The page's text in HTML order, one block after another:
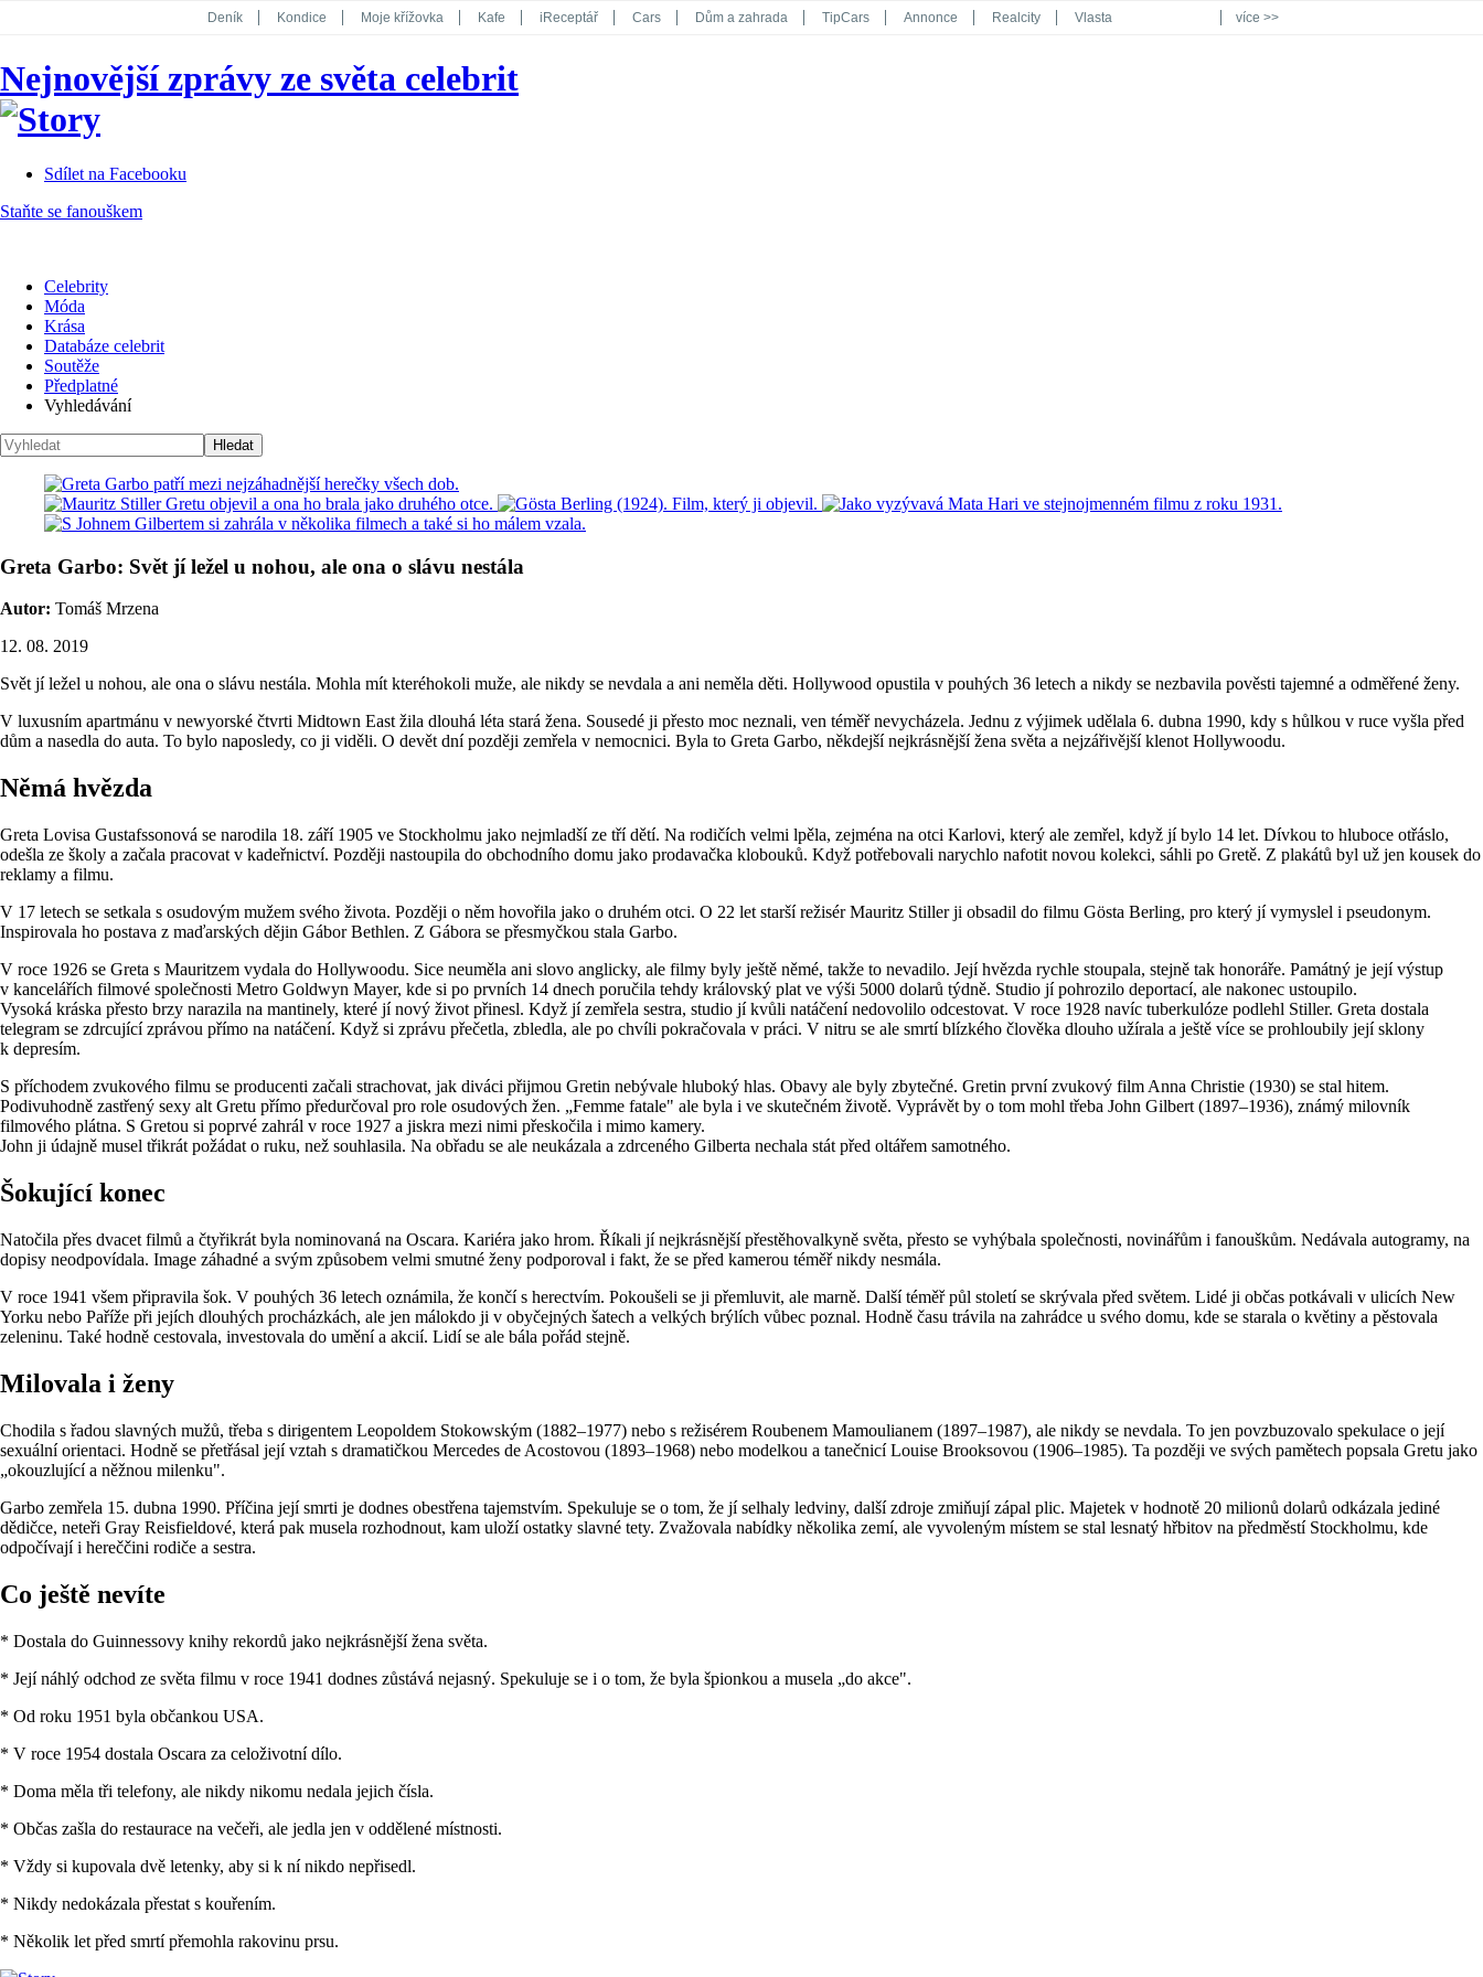
Deník Kondice Moje křížovka Kafe iReceptář Cars Dům a zahrada TipCars Annonce Realcity Vlasta
Koktejl
více >>
Nejnovější zprávy ze světa celebrit
Sdílet na Facebooku
Staňte se fanouškem
Celebrity
Móda
Krása
Databáze celebrit
Soutěže
Předplatné
Vyhledávání
Greta Garbo: Svět jí ležel u nohou, ale ona o slávu nestála
Autor: Tomáš Mrzena
12. 08. 2019
Svět jí ležel u nohou, ale ona o slávu nestála. Mohla mít kteréhokoli muže, ale nikdy se nevdala a ani neměla děti. Hollywood opustila v pouhých 36 letech a nikdy se nezbavila pověsti tajemné a odměřené ženy.
V luxusním apartmánu v newyorské čtvrti Midtown East žila dlouhá léta stará žena. Sousedé ji přesto moc neznali, ven téměř nevycházela. Jednu z výjimek udělala 6. dubna 1990, kdy s hůlkou v ruce vyšla před
dům a nasedla do auta. To bylo naposledy, co ji viděli. O devět dní později zemřela v nemocnici. Byla to Greta Garbo, někdejší nejkrásnější žena světa a nejzářivější klenot Hollywoodu.
Němá hvězda
Greta Lovisa Gustafssonová se narodila 18. září 1905 ve Stockholmu jako nejmladší ze tří dětí. Na rodičích velmi lpěla, zejména na otci Karlovi, který ale zemřel, když jí bylo 14 let. Dívkou to hluboce otřáslo,
odešla ze školy a začala pracovat v kadeřnictví. Později nastoupila do obchodního domu jako prodavačka klobouků. Když potřebovali narychlo nafotit novou kolekci, sáhli po Gretě. Z plakátů byl už jen kousek do
reklamy a filmu.
V 17 letech se setkala s osudovým mužem svého života. Později o něm hovořila jako o druhém otci. O 22 let starší režisér Mauritz Stiller ji obsadil do filmu Gösta Berling, pro který jí vymyslel i pseudonym.
Inspirovala ho postava z maďarských dějin Gábor Bethlen. Z Gábora se přesmyčkou stala Garbo.
V roce 1926 se Greta s Mauritzem vydala do Hollywoodu. Sice neuměla ani slovo anglicky, ale filmy byly ještě němé, takže to nevadilo. Její hvězda rychle stoupala, stejně tak honoráře. Památný je její výstup
v kancelářích filmové společnosti Metro Goldwyn Mayer, kde si po prvních 14 dnech poručila tehdy královský plat ve výši 5000 dolarů týdně. Studio jí pohrozilo deportací, ale nakonec ustoupilo.
Vysoká kráska přesto brzy narazila na mantinely, které jí nový život přinesl. Když jí zemřela sestra, studio jí kvůli natáčení nedovolilo odcestovat. V roce 1928 navíc tuberkulóze podlehl Stiller. Greta dostala
telegram se zdrcující zprávou přímo na natáčení. Když si zprávu přečetla, zbledla, ale po chvíli pokračovala v práci. V nitru se ale smrtí blízkého člověka dlouho užírala a ještě více se prohloubily její sklony
k depresím.
S příchodem zvukového filmu se producenti začali strachovat, jak diváci přijmou Gretin nebývale hluboký hlas. Obavy ale byly zbytečné. Gretin první zvukový film Anna Christie (1930) se stal hitem.
Podivuhodně zastřený sexy alt Gretu přímo předurčoval pro role osudových žen. „Femme fatale" ale byla i ve skutečném životě. Vyprávět by o tom mohl třeba John Gilbert (1897–1936), známý milovník
filmového plátna. S Gretou si poprvé zahrál v roce 1927 a jiskra mezi nimi přeskočila i mimo kamery.
John ji údajně musel třikrát požádat o ruku, než souhlasila. Na obřadu se ale neukázala a zdrceného Gilberta nechala stát před oltářem samotného.
Šokující konec
Natočila přes dvacet filmů a čtyřikrát byla nominovaná na Oscara. Kariéra jako hrom. Říkali jí nejkrásnější přestěhovalkyně světa, přesto se vyhýbala společnosti, novinářům i fanouškům. Nedávala autogramy, na
dopisy neodpovídala. Image záhadné a svým způsobem velmi smutné ženy podporoval i fakt, že se před kamerou téměř nikdy nesmála.
V roce 1941 všem připravila šok. V pouhých 36 letech oznámila, že končí s herectvím. Pokoušeli se ji přemluvit, ale marně. Další téměř půl století se skrývala před světem. Lidé ji občas potkávali v ulicích New
Yorku nebo Paříže při jejích dlouhých procházkách, ale jen málokdo ji v obyčejných šatech a velkých brýlích vůbec poznal. Hodně času trávila na zahrádce u svého domu, kde se starala o květiny a pěstovala
zeleninu. Také hodně cestovala, investovala do umění a akcií. Lidí se ale bála pořád stejně.
Milovala i ženy
Chodila s řadou slavných mužů, třeba s dirigentem Leopoldem Stokowským (1882–1977) nebo s režisérem Roubenem Mamoulianem (1897–1987), ale nikdy se nevdala. To jen povzbuzovalo spekulace o její
sexuální orientaci. Hodně se přetřásal její vztah s dramatičkou Mercedes de Acostovou (1893–1968) nebo modelkou a tanečnicí Louise Brooksovou (1906–1985). Ta později ve svých pamětech popsala Gretu jako
„okouzlující a něžnou milenku".
Garbo zemřela 15. dubna 1990. Příčina její smrti je dodnes obestřena tajemstvím. Spekuluje se o tom, že jí selhaly ledviny, další zdroje zmiňují zápal plic. Majetek v hodnotě 20 milionů dolarů odkázala jediné
dědičce, neteři Gray Reisfieldové, která pak musela rozhodnout, kam uloží ostatky slavné tety. Zvažovala nabídky několika zemí, ale vyvoleným místem se stal lesnatý hřbitov na předměstí Stockholmu, kde
odpočívají i hereččini rodiče a sestra.
Co ještě nevíte
* Dostala do Guinnessovy knihy rekordů jako nejkrásnější žena světa.
* Její náhlý odchod ze světa filmu v roce 1941 dodnes zůstává nejasný. Spekuluje se i o tom, že byla špionkou a musela „do akce".
* Od roku 1951 byla občankou USA.
* V roce 1954 dostala Oscara za celoživotní dílo.
* Doma měla tři telefony, ale nikdy nikomu nedala jejich čísla.
* Občas zašla do restaurace na večeři, ale jedla jen v oddělené místnosti.
* Vždy si kupovala dvě letenky, aby si k ní nikdo nepřisedl.
* Nikdy nedokázala přestat s kouřením.
* Několik let před smrtí přemohla rakovinu prsu.